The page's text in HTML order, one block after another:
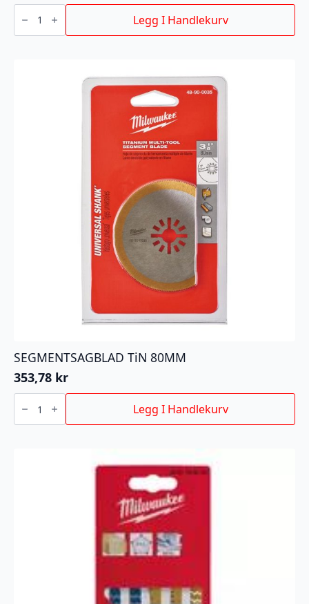
STIKKSAGBLAD
T101DP
105/4MM
5P
Legg I Handlekurv
SEGMENTSAGBLAD TiN 80MM
353,78 kr
SEGMENTSAGBLAD
TiN
80MM
antall
Legg I Handlekurv